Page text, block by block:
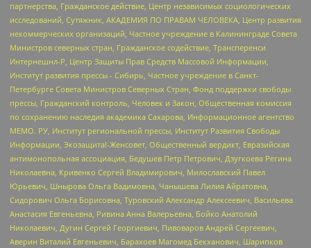
партнерства, Гражданское действие, Центр независимых социологических
исследований, Сутяжник, АКАДЕМИЯ ПО ПРАВАМ ЧЕЛОВЕКА, Центр развития
некоммерческих организаций, Частное учреждение в Калининграде Совета
Министров северных стран, Гражданское содействие, Трансперенси
Интернешнл-Р, Центр Защиты Прав Средств Массовой Информации,
Институт развития прессы - Сибирь, Частное учреждение в Санкт-
Петербурге Совета Министров Северных Стран, Фонд поддержки свободы
прессы, Гражданский контроль, Человек и Закон, Общественная комиссия
по сохранению наследия академика Сахарова, Информационное агентство
МЕМО. РУ, Институт региональной прессы, Институт Развития Свободы
Информации, Экозащита!-Женсовет, Общественный вердикт, Евразийская
антимонопольная ассоциация, Бедушев Петр Петрович, Дзугкоева Регина
Николаевна, Кривенко Сергей Владимирович, Милославский Павел
Юрьевич, Шнырова Ольга Вадимовна, Чанышева Лилия Айратовна,
Сидорович Ольга Борисовна, Туровский Александр Алексеевич, Васильева
Анастасия Евгеньевна, Ривина Анна Валерьевна, Бойко Анатолий
Николаевич, Дугин Сергей Георгиевич, Пивоваров Андрей Сергеевич,
Аверин Виталий Евгеньевич, Барахоев Магомед Бекханович, Шарипков